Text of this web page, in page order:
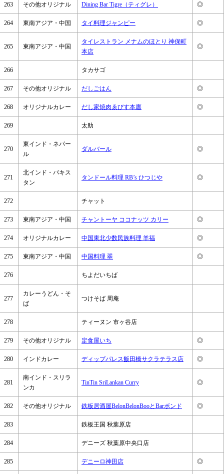
263 その他オリジナル Dining Bar Tigre（ティグレ） ◎
264 東南アジア・中国 タイ料理ジャンピー ◎
265 東南アジア・中国
タイレストラン メナムのほとり 神保町
本店
◎
266 タカサゴ
267 その他オリジナル だしごはん ◎
268 オリジナルカレー だし家焼肉ゑびす本廛 ◎
269 太助
270
東インド・ネパー
ル
ダルバール ◎
271
北インド・パキス
タン
タンドール料理 RB’s ひつじや ◎
272 チャット
273 東南アジア・中国 チャントーヤ ココナッツ カリー ◎
274 オリジナルカレー 中国東北少数民族料理 羊福 ◎
275 東南アジア・中国 中国料理 翠 ◎
276 ちよだいちば
277
カレーうどん・そ
ば
つけそば 周庵
278 ティーヌン 市ヶ谷店
279 その他オリジナル 定食屋いち ◎
280 インドカレー ディップパレス飯田橋サクラテラス店 ◎
281
南インド・スリラ
ンカ
TinTin SriLankan Curry ◎
282 その他オリジナル 鉄板居酒屋BelonBelonBooとBarボンド ◎
283 鉄板王国 秋葉原店
284 デニーズ 秋葉原中央口店
285 デニーロ神田店 ◎